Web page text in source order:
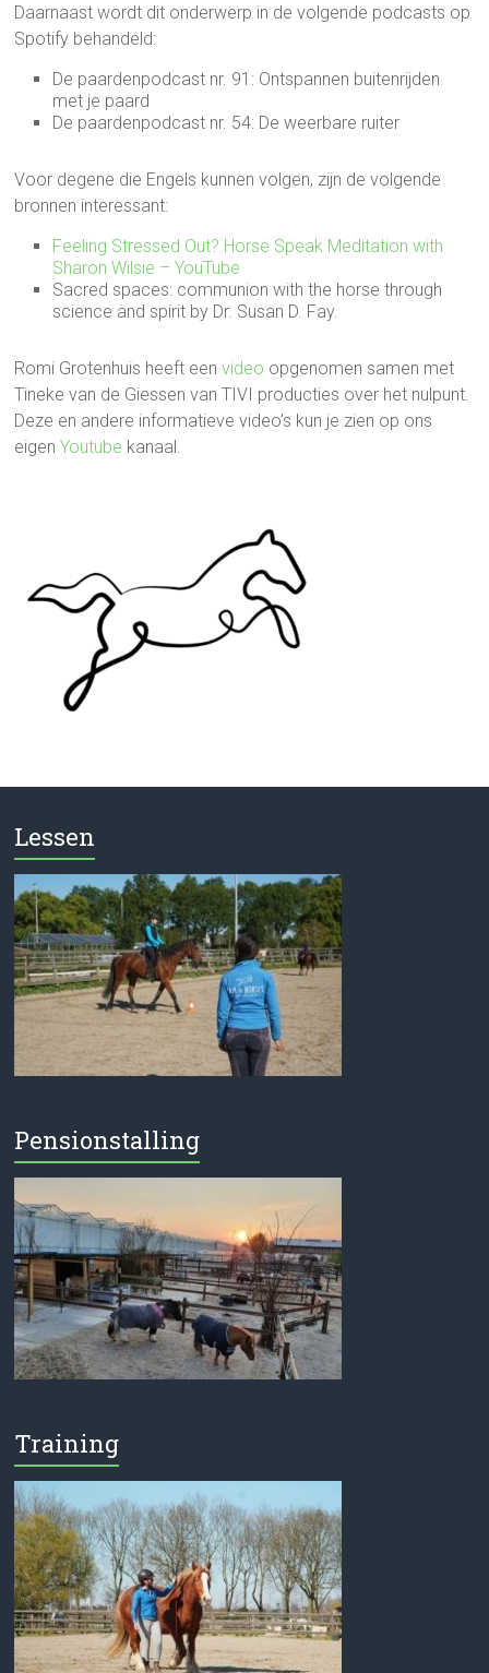
Daarnaast wordt dit onderwerp in de volgende podcasts op
Spotify behandeld:
De paardenpodcast nr. 91: Ontspannen buitenrijden
met je paard
De paardenpodcast nr. 54: De weerbare ruiter
Voor degene die Engels kunnen volgen, zijn de volgende
bronnen interessant:
Feeling Stressed Out? Horse Speak Meditation with
Sharon Wilsie – YouTube
Sacred spaces: communion with the horse through
science and spirit by Dr. Susan D. Fay.
Romi Grotenhuis heeft eenvideo opgenomen samen met
Tineke van de Giessen van TIVI producties over het nulpunt.
Deze en andere informatieve video’s kun je zien op ons
eigenYoutube kanaal.
Lessen
Pensionstalling
Training